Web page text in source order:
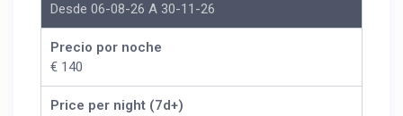
Desde 06-08-26 A 30-11-26
Precio por noche
€ 140
Price per night (7d+)